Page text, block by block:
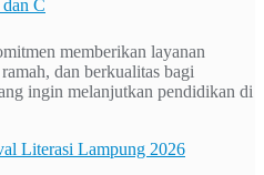
C
memberikan layanan
dan berkualitas bagi
ingin melanjutkan pendidikan di
Literasi Lampung 2026